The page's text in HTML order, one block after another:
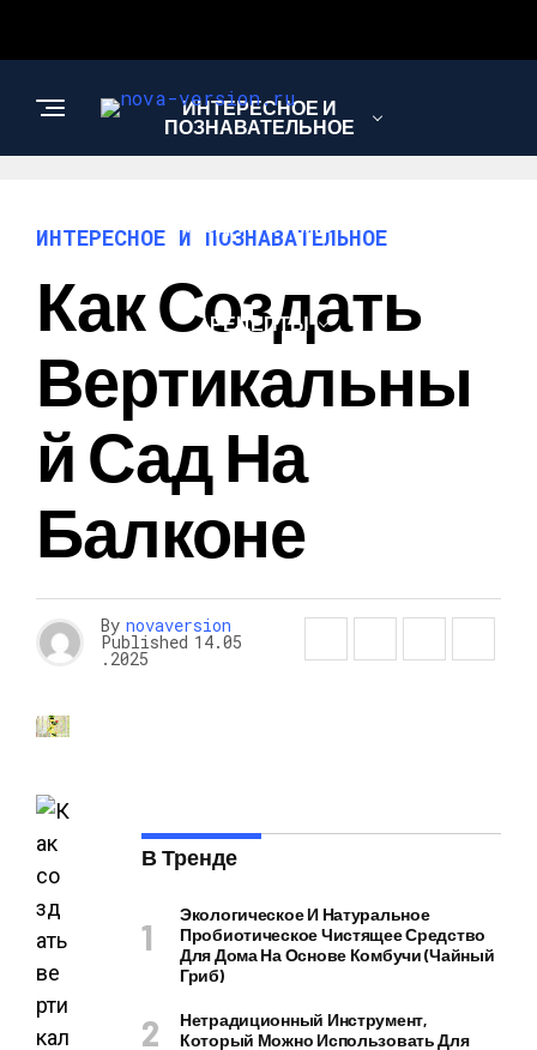
ИНТЕРЕСНОЕ И
ПОЗНАВАТЕЛЬНОЕ
МОДА И СТИЛЬ
РЕЦЕПТЫ
ИНТЕРЕСНОЕ И ПОЗНАВАТЕЛЬНОЕ
Как Создать
Вертикальны
Й Сад На
Балконе
By novaversion
Published 14.05
.2025
В Тренде
Экологическое И Натуральное
Пробиотическое Чистящее Средство
Для Дома На Основе Комбучи (чайный
Гриб)
Нетрадиционный Инструмент,
Который Можно Использовать Для